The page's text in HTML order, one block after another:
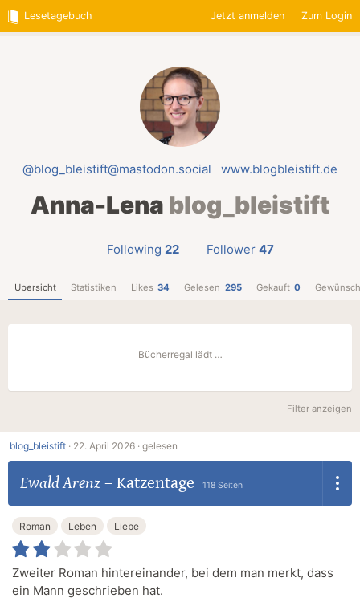
Lesetagebuch Jetzt anmelden Zum Login
@blog_bleistift@mastodon.social www.blogbleistift.de
Anna-Lena blog_bleistift
Following 22 Follower 47
Übersicht Statistiken Likes 34 Gelesen 295 Gekauft 0
Bücherregal lädt …
Filter anzeigen
blog_bleistift · 22. April 2026 · gelesen
Ewald Arenz– Katzentage 118 Seiten
Roman Leben Liebe
Zweiter Roman hintereinander, bei dem man merkt, dass
ein Mann geschrieben hat.